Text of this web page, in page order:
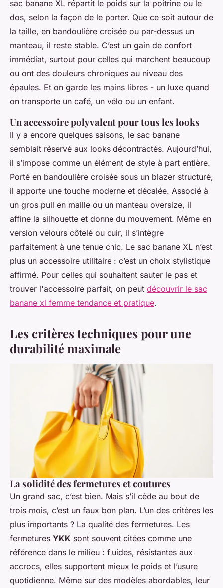
sac banane XL répartit le poids sur la poitrine ou le
dos, selon la façon de le porter. Que ce soit autour de
la taille, en bandoulière croisée ou par-dessus un
manteau, il reste stable. C’est un gain de confort
immédiat, surtout pour celles qui marchent beaucoup
ou ont des douleurs chroniques au niveau des
épaules. Et on garde les mains libres - un luxe quand
on transporte un café, un vélo ou un enfant.
Un accessoire polyvalent pour tous les looks
Il y a encore quelques saisons, le sac banane
semblait réservé aux looks décontractés. Aujourd’hui,
il s’impose comme un élément de style à part entière.
Porté en bandoulière croisée sous un blazer structuré,
il apporte une touche moderne et décalée. Associé à
un gros pull en maille ou un manteau oversize, il
affine la silhouette et donne du mouvement. Même en
version velours côtelé ou cuir, il s’intègre
parfaitement à une tenue chic. Le sac banane XL n’est
plus un accessoire utilitaire : c’est un choix stylistique
affirmé. Pour celles qui souhaitent sauter le pas et
trouver l'accessoire parfait, on peut découvrir le sac
banane xl femme tendance et pratique.
Les critères techniques pour une
durabilité maximale
La solidité des fermetures et coutures
Un grand sac, c’est bien. Mais s’il cède au bout de
trois mois, c’est un faux bon plan. L’un des critères les
plus importants ? La qualité des fermetures. Les
fermetures YKK sont souvent citées comme une
référence dans le milieu : fluides, résistantes aux
accrocs, elles supportent mieux le poids et l’usure
quotidienne. Même sur des modèles abordables, leur